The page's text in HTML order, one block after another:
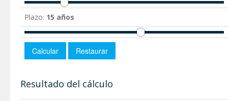
Plazo: 15 años
Resultado del cálculo